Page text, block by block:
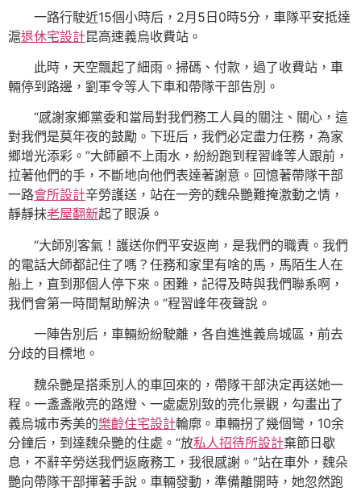
一路行駛近15個小時后，2月5日0時5分，車隊平安抵達
滬退休宅設計昆高速義烏收費站。
此時，天空飄起了細雨。掃碼、付款，過了收費站，車
輛停到路邊，劉軍令等人下車和帶隊干部告別。
“感謝家鄉黨委和當局對我們務工人員的關注、關心，這
對我們是莫年夜的鼓勵。下班后，我們必定盡力任務，為家
鄉增光添彩。”大師顧不上雨水，紛紛跑到程習峰等人跟前，
拉著他們的手，不斷地向他們表達著謝意。回憶著帶隊干部
一路會所設計辛勞護送，站在一旁的魏朵艷難掩激動之情，
靜靜抹老屋翻新起了眼淚。
“大師別客氣！護送你們平安返崗，是我們的職責。我們
的電話大師都記住了嗎？任務和家里有啥的馬，馬陌生人在
船上，直到那個人停下來。困難，記得及時與我們聯系啊，
我們會第一時間幫助解決。”程習峰年夜聲說。
一陣告別后，車輛紛紛駛離，各自進進義烏城區，前去
分歧的目標地。
魏朵艷是搭乘別人的車回來的，帶隊干部決定再送她一
程。一盞盞敞亮的路燈、一處處別致的亮化景觀，勾畫出了
義烏城市秀美的樂齡住宅設計輪廓。車輛拐了幾個彎，10余
分鐘后，到達魏朵艷的住處。“放私人招待所設計棄節日歇
息，不辭辛勞送我們返廠務工，我很感謝。”站在車外，魏朵
艷向帶隊干部揮著手說。車輛發動，準備離開時，她忽然跑